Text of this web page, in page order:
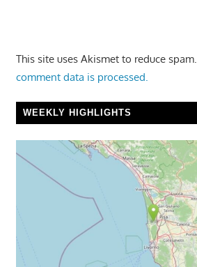
This site uses Akismet to reduce spam.
comment data is processed.
WEEKLY HIGHLIGHTS